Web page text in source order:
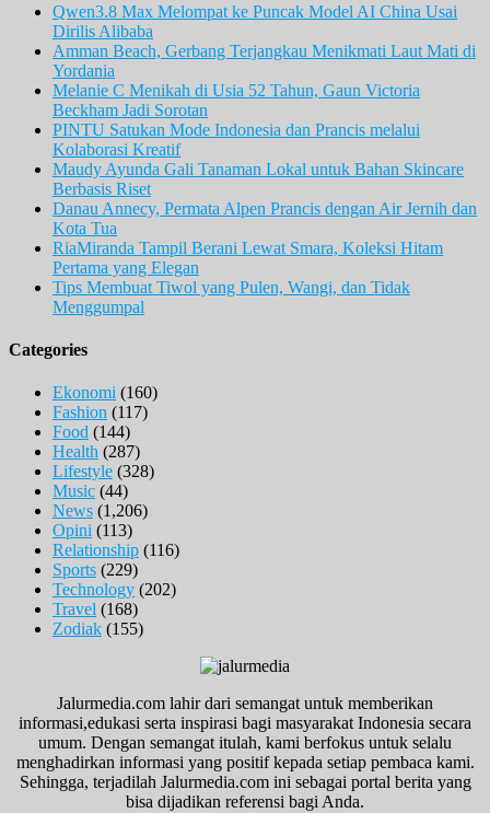
Qwen3.8 Max Melompat ke Puncak Model AI China Usai
Dirilis Alibaba
Amman Beach, Gerbang Terjangkau Menikmati Laut Mati di
Yordania
Melanie C Menikah di Usia 52 Tahun, Gaun Victoria
Beckham Jadi Sorotan
PINTU Satukan Mode Indonesia dan Prancis melalui
Kolaborasi Kreatif
Maudy Ayunda Gali Tanaman Lokal untuk Bahan Skincare
Berbasis Riset
Danau Annecy, Permata Alpen Prancis dengan Air Jernih dan
Kota Tua
RiaMiranda Tampil Berani Lewat Smara, Koleksi Hitam
Pertama yang Elegan
Tips Membuat Tiwol yang Pulen, Wangi, dan Tidak
Menggumpal
Categories
Ekonomi (160)
Fashion (117)
Food (144)
Health (287)
Lifestyle (328)
Music (44)
News (1,206)
Opini (113)
Relationship (116)
Sports (229)
Technology (202)
Travel (168)
Zodiak (155)
Jalurmedia.com lahir dari semangat untuk memberikan
informasi,edukasi serta inspirasi bagi masyarakat Indonesia secara
umum. Dengan semangat itulah, kami berfokus untuk selalu
menghadirkan informasi yang positif kepada setiap pembaca kami.
Sehingga, terjadilah Jalurmedia.com ini sebagai portal berita yang
bisa dijadikan referensi bagi Anda.